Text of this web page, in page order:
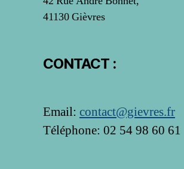
41130 Gièvres
CONTACT :
Email: contact@gievres.fr
Téléphone: 02 54 98 60 61